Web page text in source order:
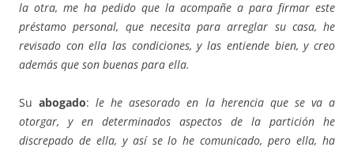
la otra, me ha pedido que la acompañe a para firmar este
préstamo personal, que necesita para arreglar su casa, he
revisado con ella las condiciones, y las entiende bien, y creo
además que son buenas para ella.
Suabogado:le he asesorado en la herencia que se va a
otorgar, y en determinados aspectos de la partición he
discrepado de ella, y así se lo he comunicado, pero ella, ha